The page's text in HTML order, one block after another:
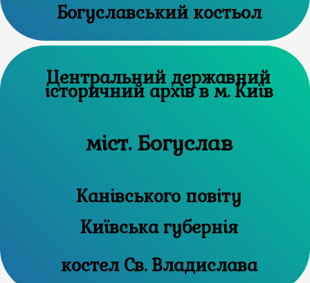
Богуславський костьол
Центральний державний
історичний архів в м. Київ
міст. Богуслав
Канівського повіту
Київська губернія
костел Св. Владислава